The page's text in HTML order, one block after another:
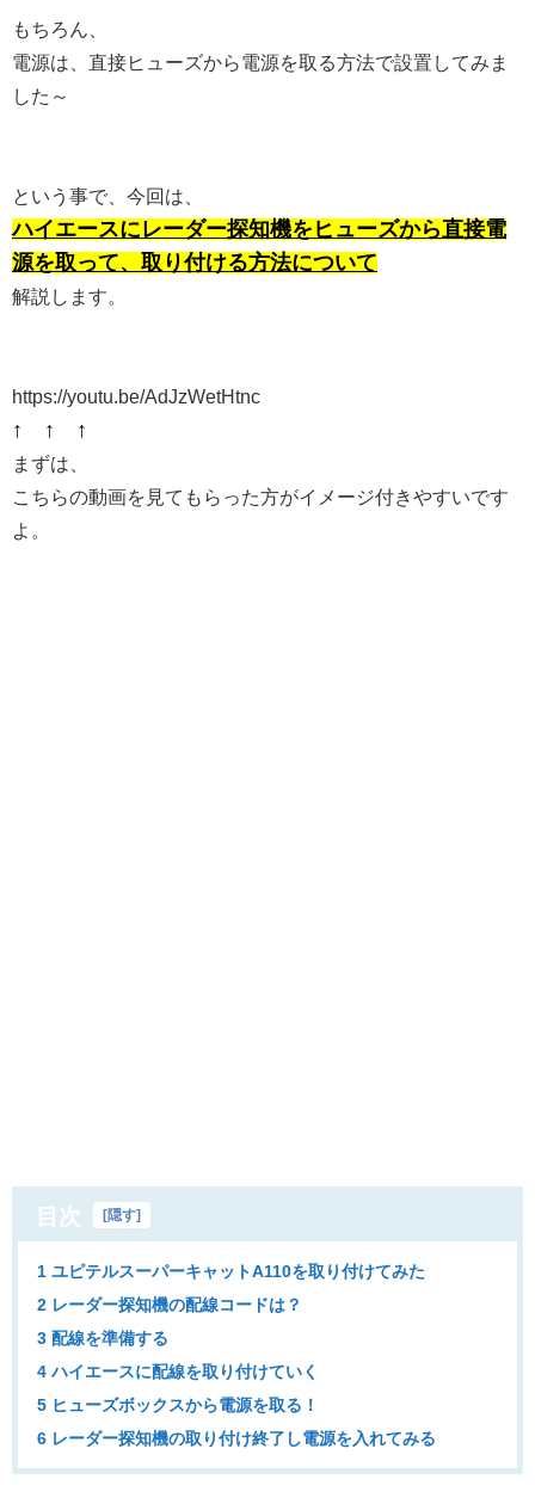
もちろん、
電源は、直接ヒューズから電源を取る方法で設置してみま
した～
という事で、今回は、
ハイエースにレーダー探知機をヒューズから直接電
源を取って、取り付ける方法について
解説します。
https://youtu.be/AdJzWetHtnc
↑ ↑ ↑
まずは、
こちらの動画を見てもらった方がイメージ付きやすいです
よ。
目次 隠す
1 ユピテルスーパーキャットA110を取り付けてみた
2 レーダー探知機の配線コードは？
3 配線を準備する
4 ハイエースに配線を取り付けていく
5 ヒューズボックスから電源を取る！
6 レーダー探知機の取り付け終了し電源を入れてみる